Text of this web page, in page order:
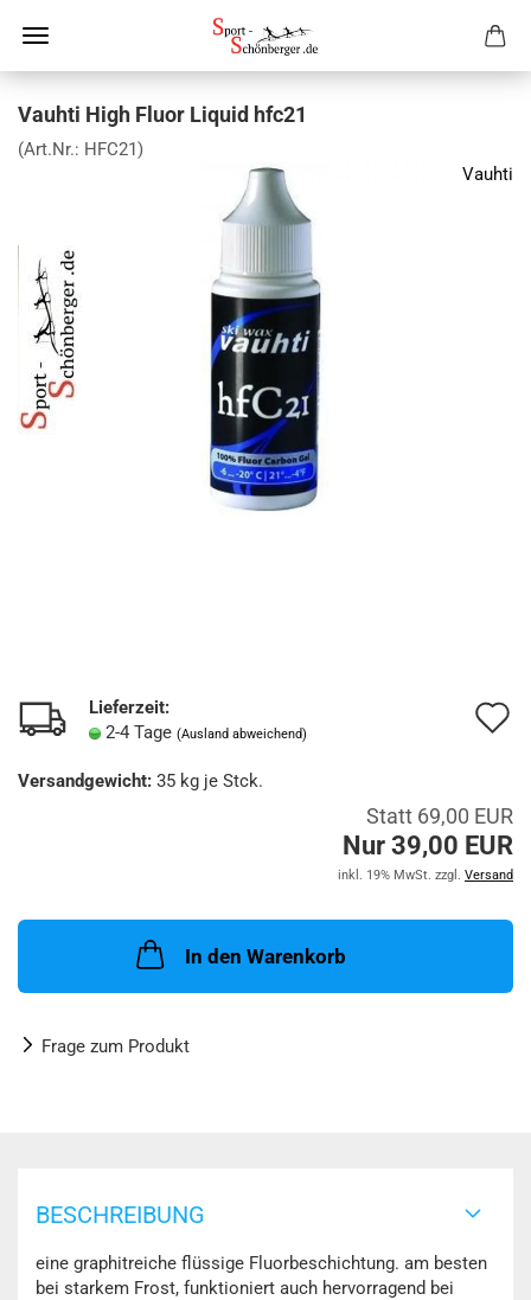
Vauhti High Fluor Liquid hfc21
(Art.Nr.: HFC21)
Vauhti
Lieferzeit:
2-4 Tage (Ausland abweichend)
Versandgewicht: 35 kg je Stck.
Statt 69,00 EUR
Nur 39,00 EUR
inkl. 19% MwSt. zzgl. Versand
In den Warenkorb
Frage zum Produkt
BESCHREIBUNG
eine graphitreiche flüssige Fluorbeschichtung. am besten
bei starkem Frost, funktioniert auch hervorragend bei